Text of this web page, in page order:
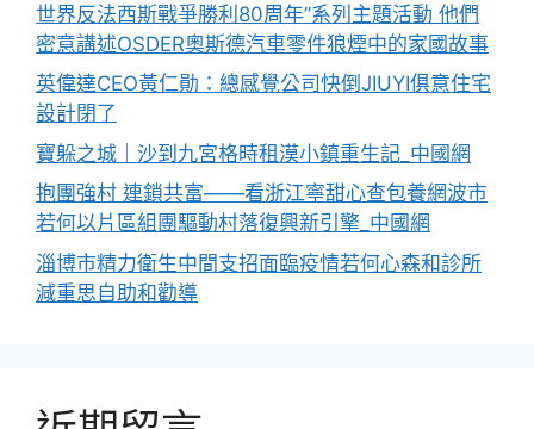
世界反法西斯戰爭勝利80周年”系列主題活動 他們
密意講述OSDER奧斯德汽車零件狼煙中的家國故事
英偉達CEO黃仁勛：總感覺公司快倒JIUYI俱意住宅
設計閉了
寶躲之城｜沙到九宮格時租漠小鎮重生記_中國網
抱團強村 連鎖共富——看浙江寧甜心查包養網波市
若何以片區組團驅動村落復興新引擎_中國網
淄博市精力衛生中間支招面臨疫情若何心森和診所
減重思自助和勸導